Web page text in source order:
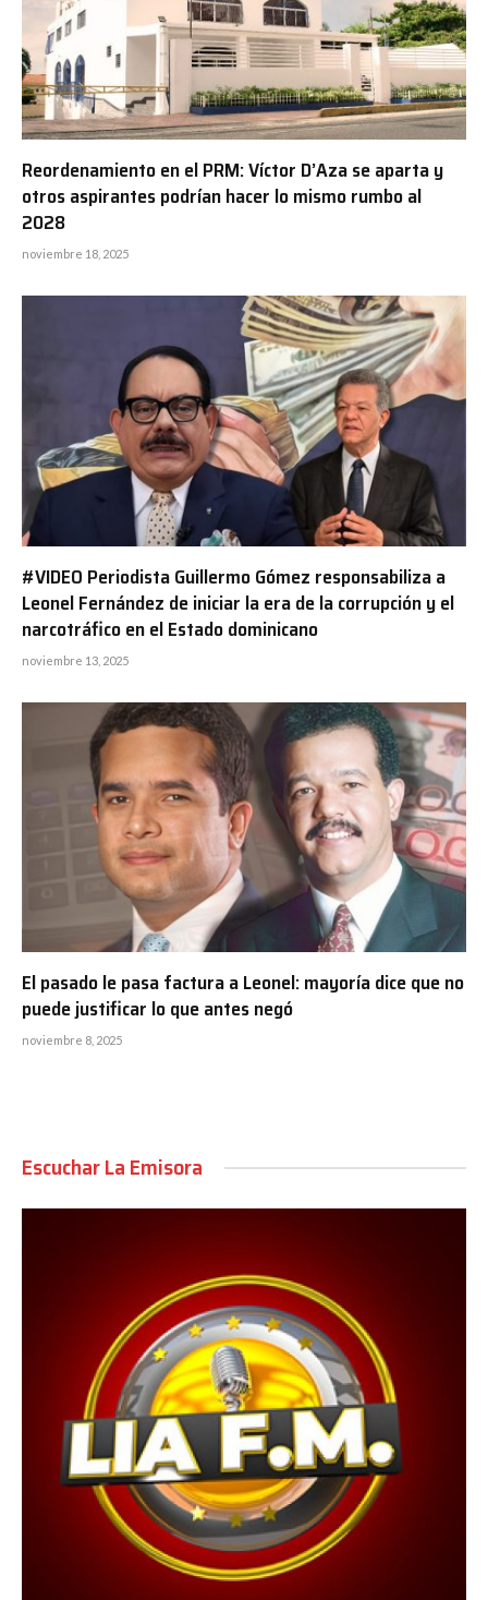
Reordenamiento en el PRM: Víctor D’Aza se aparta y
otros aspirantes podrían hacer lo mismo rumbo al
2028
noviembre 18, 2025
#VIDEO Periodista Guillermo Gómez responsabiliza a
Leonel Fernández de iniciar la era de la corrupción y el
narcotráfico en el Estado dominicano
noviembre 13, 2025
El pasado le pasa factura a Leonel: mayoría dice que no
puede justificar lo que antes negó
noviembre 8, 2025
Escuchar La Emisora